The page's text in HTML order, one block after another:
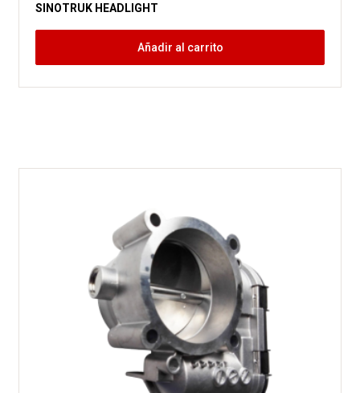
SINOTRUK HEADLIGHT
Añadir al carrito